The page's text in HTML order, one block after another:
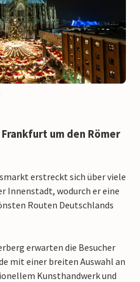
um den Römer
erstreckt sich über viele
Innenstadt, wodurch er eine
Routen Deutschlands
erwarten die Besucher
mit einer breiten Auswahl an
Kunsthandwerk und